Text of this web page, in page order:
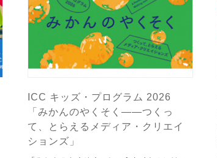
ICC キッズ・プログラム 2026
「みかんのやくそく——つくっ
て、とらえるメディア・クリエイ
ションズ」